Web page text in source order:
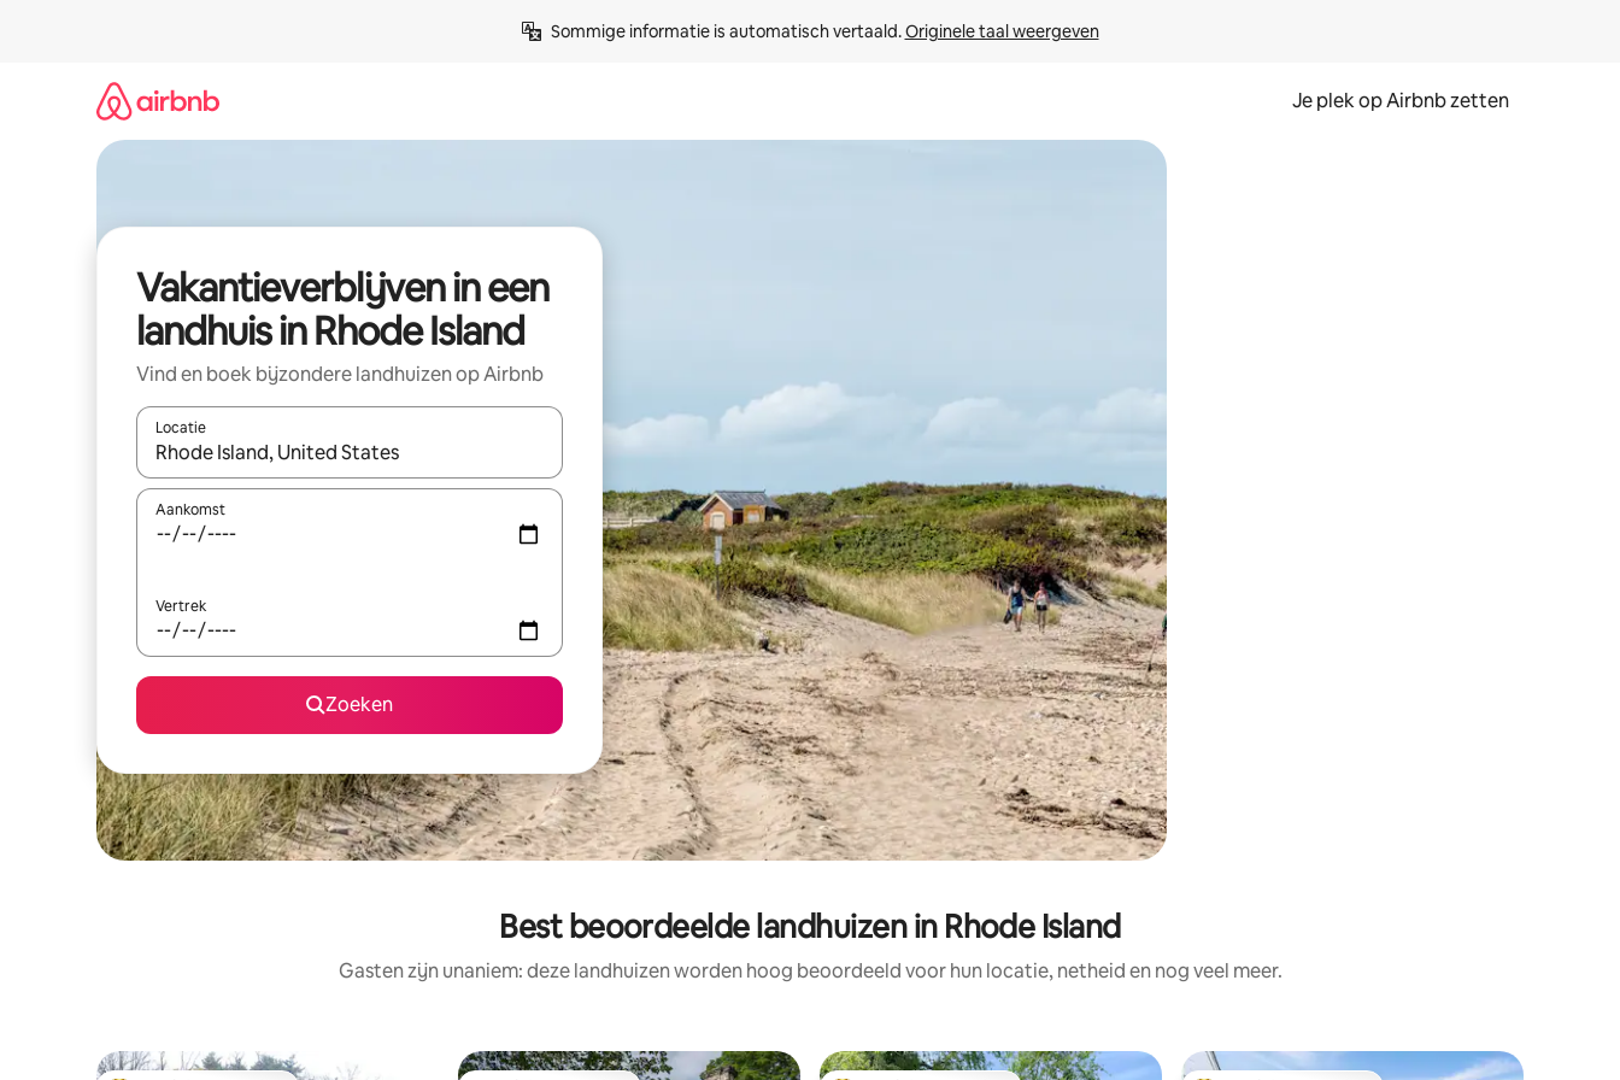
Sommige informatie is automatisch vertaald. Originele taal weergeven
Je plek op Airbnb zetten
Vakantieverblijven in een
landhuis in Rhode Island
Vind en boek bijzondere landhuizen op Airbnb
Locatie
Wanneer er resultaten beschikbaar zijn, maak je een keuze met je de pijltjestoetsen omhoog en omlaag, óf door te tikken of swipen.
Aankomst
Vertrek
Zoeken
Best beoordeelde landhuizen in Rhode Island
Gasten zijn unaniem: deze landhuizen worden hoog beoordeeld voor hun locatie, netheid en nog veel meer.